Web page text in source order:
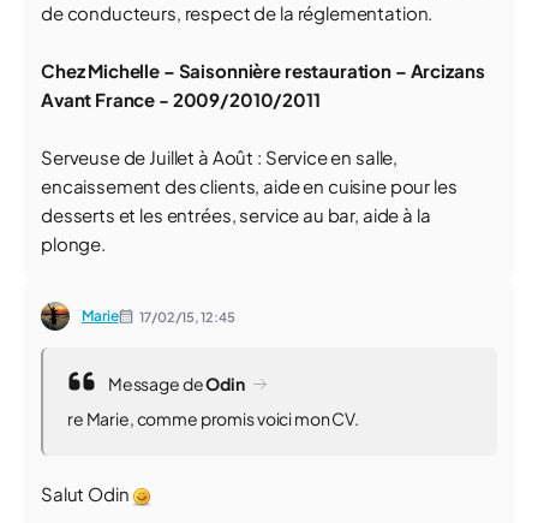
de conducteurs, respect de la réglementation.
Chez Michelle – Saisonnière restauration – Arcizans
Avant France - 2009/2010/2011
Serveuse de Juillet à Août : Service en salle,
encaissement des clients, aide en cuisine pour les
desserts et les entrées, service au bar, aide à la
plonge.
Marie 17/02/15,12:45
Message deOdin
re Marie, comme promis voici mon CV.
Salut Odin